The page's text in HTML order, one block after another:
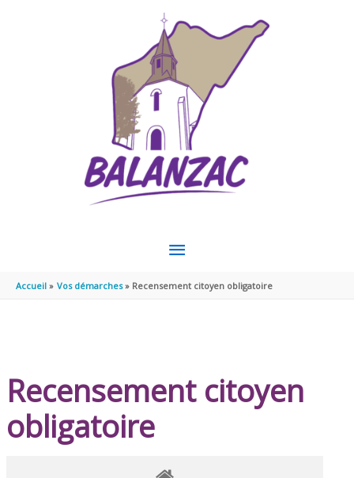
MENU
PRINCIPAL
Accueil Vos démarches Recensement citoyen obligatoire
Recensement citoyen
obligatoire